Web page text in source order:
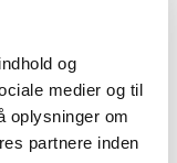
og
medier og til
oplysninger om
partnere inden
til ordination
…